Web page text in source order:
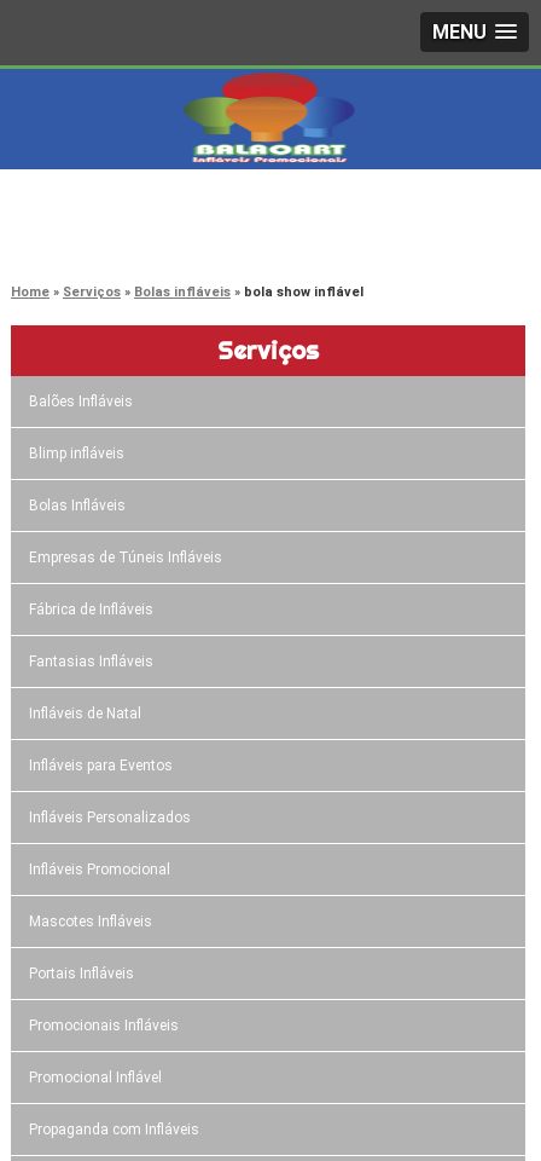
MENU
Home Serviços Bolas infláveis bola show inflável
Serviços
Balões Infláveis
Blimp infláveis
Bolas Infláveis
Empresas de Túneis Infláveis
Fábrica de Infláveis
Fantasias Infláveis
Infláveis de Natal
Infláveis para Eventos
Infláveis Personalizados
Infláveis Promocional
Mascotes Infláveis
Portais Infláveis
Promocionais Infláveis
Promocional Inflável
Propaganda com Infláveis